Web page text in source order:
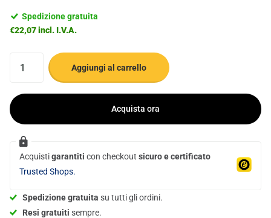
Spedizione gratuita
€22,07 incl. I.V.A.
Aggiungi al carrello
Acquista ora
Acquistigarantiti con checkout sicuro e certificato
Trusted Shops.
Spedizione gratuita su tutti gli ordini.
Resi gratuiti sempre.